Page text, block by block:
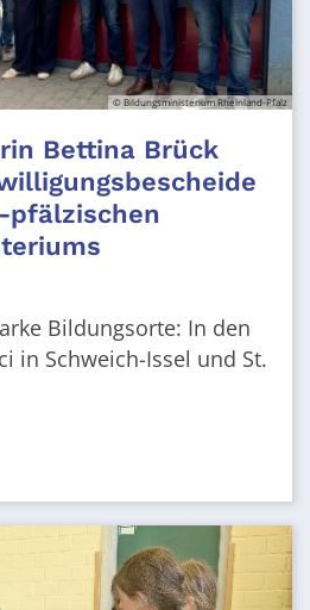
© Bildungsministerium Rheinland-Pfalz
Bettina Brück
pfälzischen
Bildungsorte: In den
in Schweich-Issel und St.